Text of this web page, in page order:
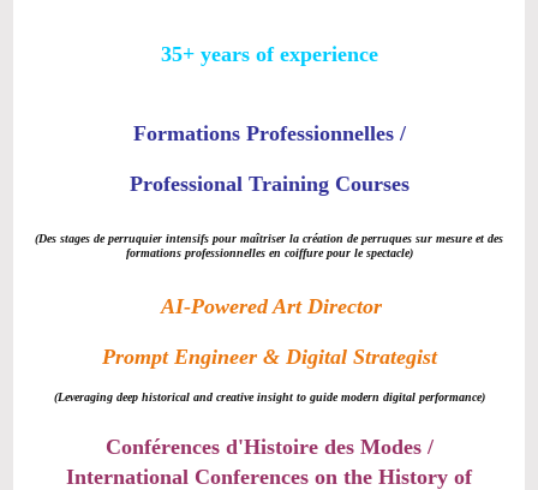
35+ years of experience
Formations Professionnelles /
Professional Training Courses
(Des stages de perruquier intensifs pour maîtriser la création de perruques sur mesure et des
formations professionnelles en coiffure pour le spectacle)
AI-Powered Art Director
Prompt Engineer & Digital Strategist
(Leveraging deep historical and creative insight to guide modern digital performance)
Conférences d'Histoire des Modes /
International Conferences on the History of